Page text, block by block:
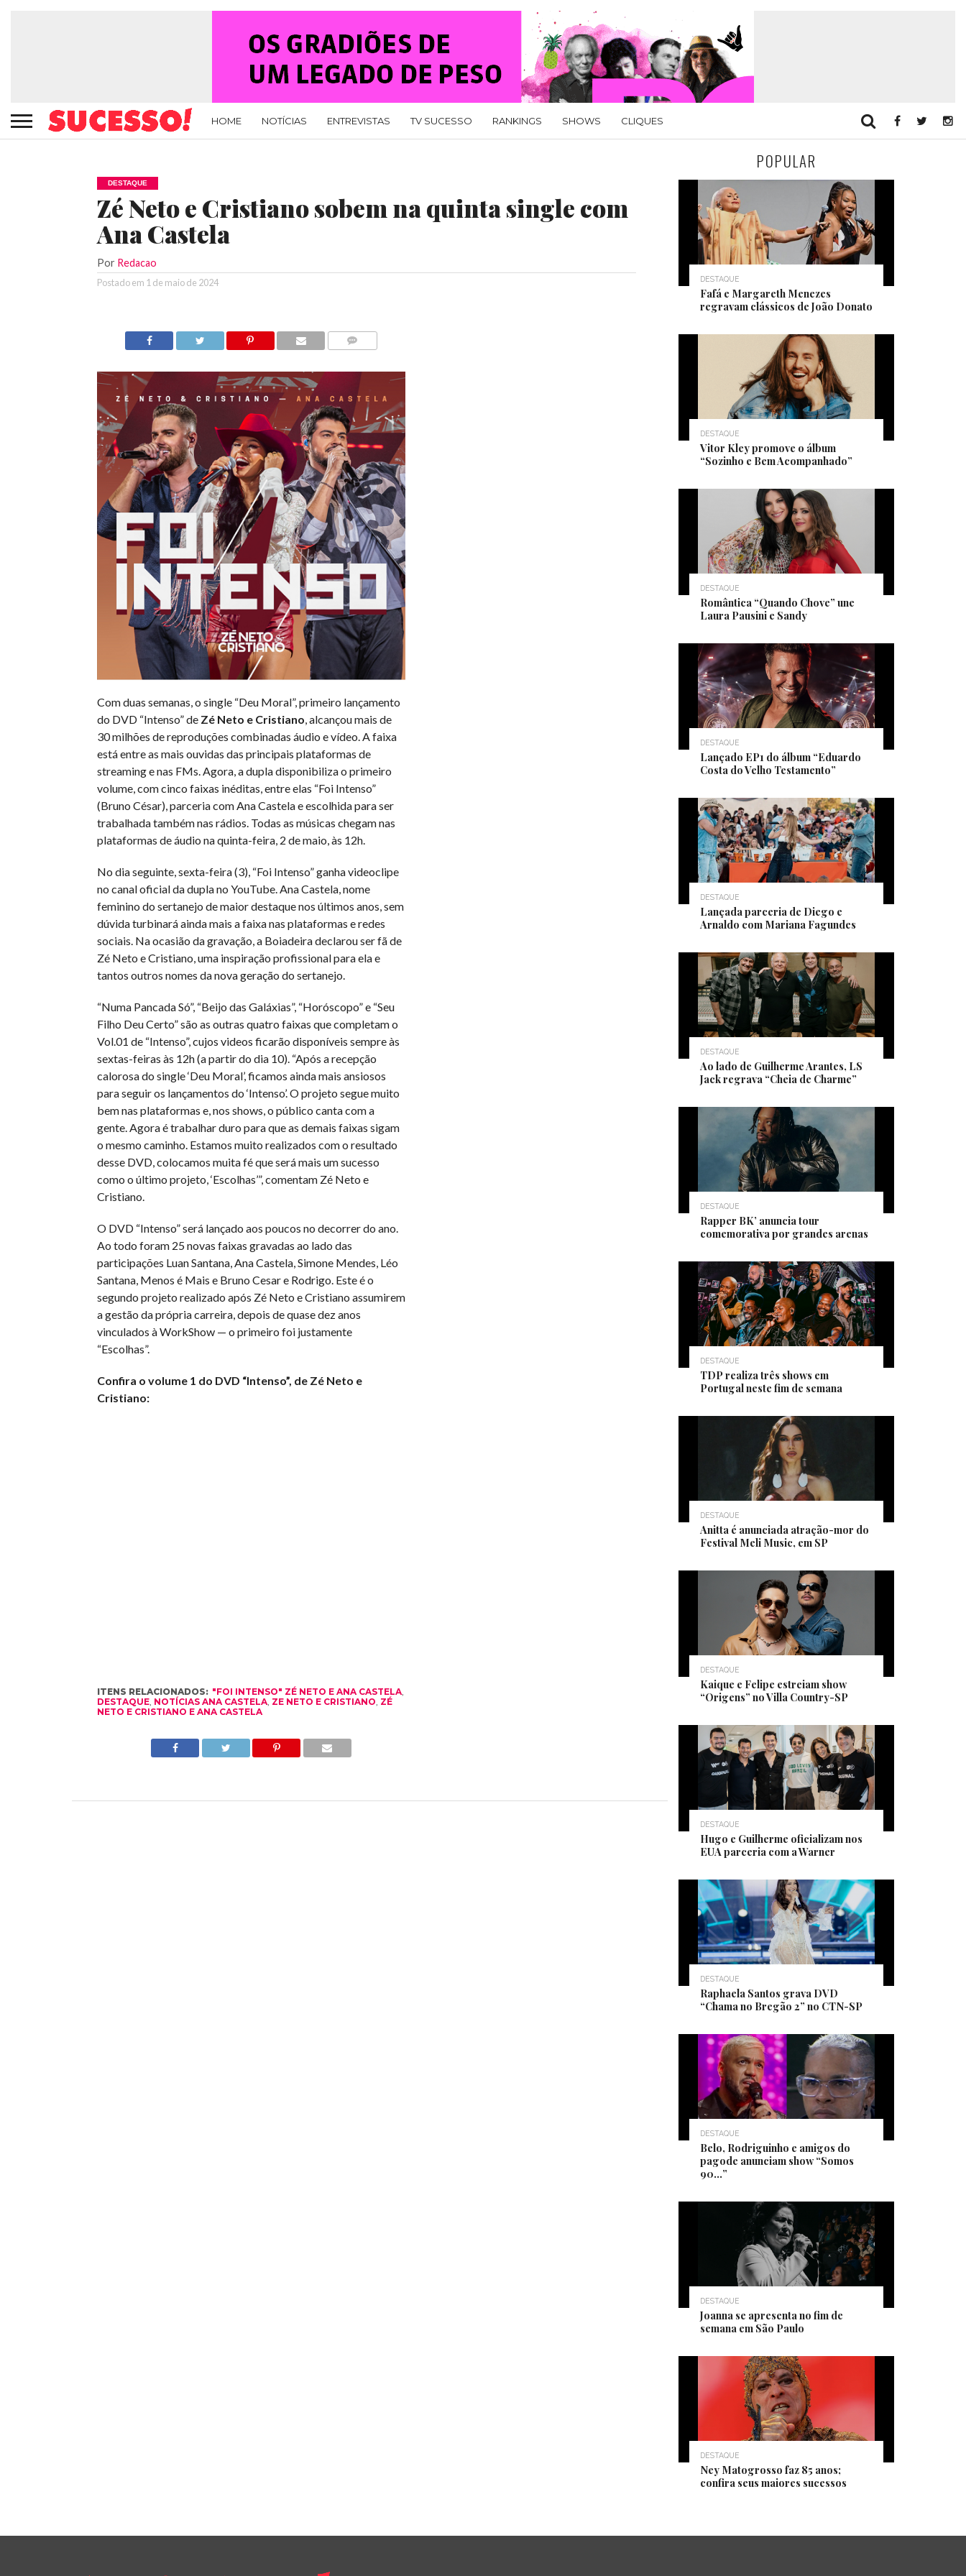
HOME NOTÍCIAS ENTREVISTAS TV SUCESSO RANKINGS SHOWS CLIQUES
DESTAQUE
Zé Neto e Cristiano sobem na quinta single com
Ana Castela
Por Redacao
Postado em 1 de maio de 2024
Com duas semanas, o single “Deu Moral”, primeiro lançamento
do DVD “Intenso” de Zé Neto e Cristiano , alcançou mais de
30 milhões de reproduções combinadas áudio e vídeo. A faixa
está entre as mais ouvidas das principais plataformas de
streaming e nas FMs. Agora, a dupla disponibiliza o primeiro
volume, com cinco faixas inéditas, entre elas “Foi Intenso”
(Bruno César), parceria com Ana Castela e escolhida para ser
trabalhada também nas rádios. Todas as músicas chegam nas
plataformas de áudio na quinta-feira, 2 de maio, às 12h.
No dia seguinte, sexta-feira (3), “Foi Intenso” ganha videoclipe
no canal oficial da dupla no YouTube. Ana Castela, nome
feminino do sertanejo de maior destaque nos últimos anos, sem
dúvida turbinará ainda mais a faixa nas plataformas e redes
sociais. Na ocasião da gravação, a Boiadeira declarou ser fã de
Zé Neto e Cristiano, uma inspiração profissional para ela e
tantos outros nomes da nova geração do sertanejo.
“Numa Pancada Só”, “Beijo das Galáxias”, “Horóscopo” e “Seu
Filho Deu Certo” são as outras quatro faixas que completam o
Vol.01 de “Intenso”, cujos videos ficarão disponíveis sempre às
sextas-feiras às 12h (a partir do dia 10). “Após a recepção
calorosa do single ‘Deu Moral’, ficamos ainda mais ansiosos
para seguir os lançamentos do ‘Intenso’. O projeto segue muito
bem nas plataformas e, nos shows, o público canta com a
gente. Agora é trabalhar duro para que as demais faixas sigam
o mesmo caminho. Estamos muito realizados com o resultado
desse DVD, colocamos muita fé que será mais um sucesso
como o último projeto, ‘Escolhas’”, comentam Zé Neto e
Cristiano.
O DVD “Intenso” será lançado aos poucos no decorrer do ano.
Ao todo foram 25 novas faixas gravadas ao lado das
participações Luan Santana, Ana Castela, Simone Mendes, Léo
Santana, Menos é Mais e Bruno Cesar e Rodrigo. Este é o
segundo projeto realizado após Zé Neto e Cristiano assumirem
a gestão da própria carreira, depois de quase dez anos
vinculados à WorkShow — o primeiro foi justamente
“Escolhas”.
Confira o volume 1 do DVD “Intenso”, de Zé Neto e
Cristiano:
ITENS RELACIONADOS: "FOI INTENSO" ZÉ NETO E ANA CASTELA,
DESTAQUE, NOTÍCIAS ANA CASTELA, ZE NETO E CRISTIANO ZÉ
NETO E CRISTIANO E ANA CASTELA
POPULAR
DESTAQUE
Fafá e Margareth Menezes
regravam clássicos de João Donato
DESTAQUE
Vitor Kley promove o álbum
“Sozinho e Bem Acompanhado”
DESTAQUE
Romântica “Quando Chove” une
Laura Pausini e Sandy
DESTAQUE
Lançado EP1 do álbum “Eduardo
Costa do Velho Testamento”
DESTAQUE
Lançada parceria de Diego e
Arnaldo com Mariana Fagundes
DESTAQUE
Ao lado de Guilherme Arantes, LS
Jack regrava “Cheia de Charme”
DESTAQUE
Rapper BK’ anuncia tour
comemorativa por grandes arenas
DESTAQUE
TDP realiza três shows em
Portugal neste fim de semana
DESTAQUE
Anitta é anunciada atração-mor do
Festival Meli Music, em SP
DESTAQUE
Kaique e Felipe estreiam show
“Origens” no Villa Country-SP
DESTAQUE
Hugo e Guilherme oficializam nos
EUA parceria com a Warner
DESTAQUE
Raphaela Santos grava DVD
“Chama no Bregão 2” no CTN-SP
DESTAQUE
Belo, Rodriguinho e amigos do
pagode anunciam show “Somos
90…”
DESTAQUE
Joanna se apresenta no fim de
semana em São Paulo
DESTAQUE
Ney Matogrosso faz 85 anos;
confira seus maiores sucessos